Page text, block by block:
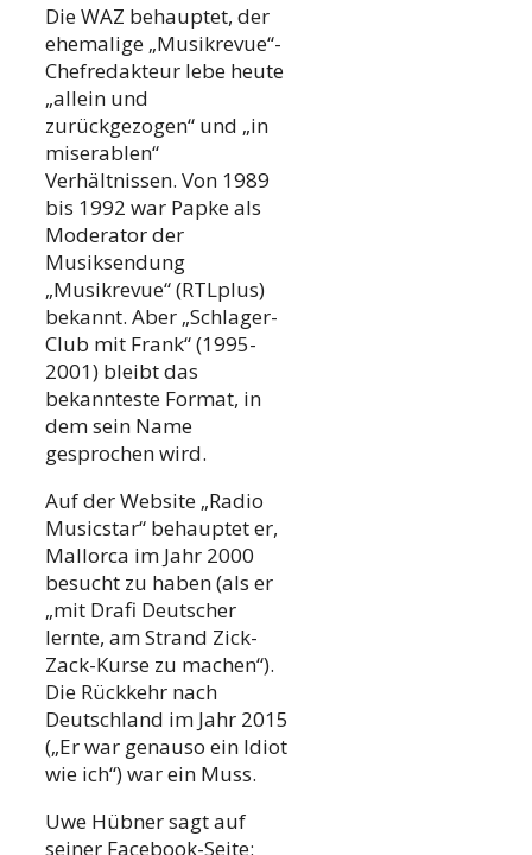
Die WAZ behauptet, der
ehemalige „Musikrevue“-
Chefredakteur lebe heute
„allein und
zurückgezogen“ und „in
miserablen“
Verhältnissen. Von 1989
bis 1992 war Papke als
Moderator der
Musiksendung
„Musikrevue“ (RTLplus)
bekannt. Aber „Schlager-
Club mit Frank“ (1995-
2001) bleibt das
bekannteste Format, in
dem sein Name
gesprochen wird.
Auf der Website „Radio
Musicstar“ behauptet er,
Mallorca im Jahr 2000
besucht zu haben (als er
„mit Drafi Deutscher
lernte, am Strand Zick-
Zack-Kurse zu machen“).
Die Rückkehr nach
Deutschland im Jahr 2015
(„Er war genauso ein Idiot
wie ich“) war ein Muss.
Uwe Hübner sagt auf
seiner Facebook-Seite: